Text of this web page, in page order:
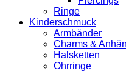
Ringe
Kinderschmuck
Armbänder
Charms &
Halsketten
Ohrringe